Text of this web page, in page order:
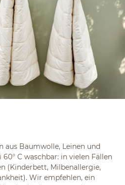
aus Baumwolle, Leinen und
C waschbar: in vielen Fällen
(Kinderbett, Milbenallergie,
Wir empfehlen, ein